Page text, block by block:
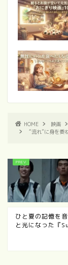
HOME 映画
“流れ”に身を
ひと夏の記憶を
と光になった『